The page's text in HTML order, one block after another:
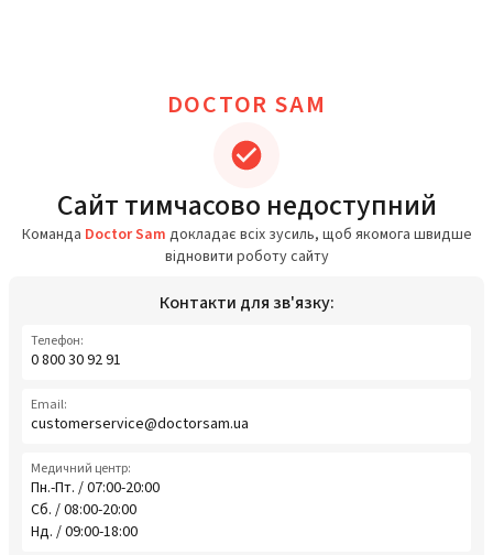
DOCTOR SAM
Сайт тимчасово недоступний
Команда Doctor Sam докладає всіх зусиль, щоб якомога швидше
відновити роботу сайту
Контакти для зв'язку:
Телефон:
0 800 30 92 91
Email:
customerservice@doctorsam.ua
Медичний центр:
Пн.-Пт. / 07:00-20:00
Сб. / 08:00-20:00
Нд. / 09:00-18:00